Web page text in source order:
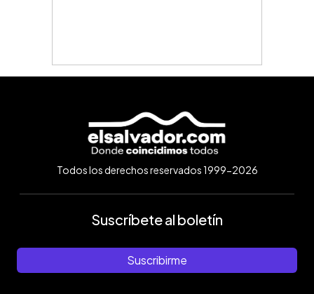
Todos los derechos reservados 1999-2026
Suscríbete al boletín
Suscribirme